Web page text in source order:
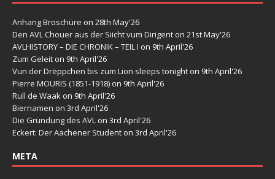
Anhang Broschüre on 28th May'26
Den AVL Chouer aus der Siicht vum Dirigent on 21st May'26
AVLHISTORY – DIE CHRONIK – TEIL I on 9th April'26
Zum Geleit on 9th April'26
Vun der Drëppchen bis zum Lion sleeps tonight on 9th April'26
Pierre MOURIS (1851-1918) on 9th April'26
Rull de Waak on 9th April'26
Biernamen on 3rd April'26
Die Gründung des AVL on 3rd April'26
Eckert: Der Aachener Student on 3rd April'26
META